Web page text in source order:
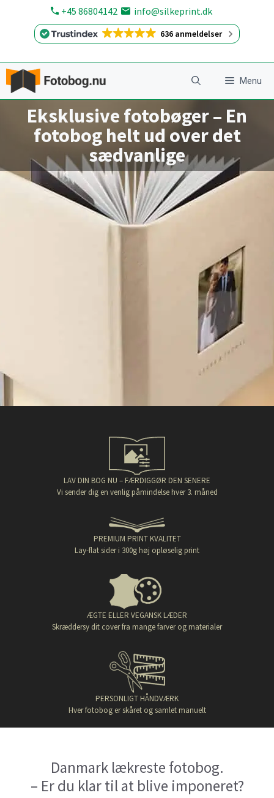
+45 86804142 info@silkeprint.dk
636 anmeldelser
Menu
Eksklusive fotobøger – En
fotobog helt ud over det
sædvanlige
LAV DIN BOG NU – FÆRDIGGØR DEN SENERE
Vi sender dig en venlig påmindelse hver 3. måned
PREMIUM PRINT KVALITET
Lay-flat sider i 300g høj opløselig print
ÆGTE ELLER VEGANSK LÆDER
Skræddersy dit cover fra mange farver og materialer
PERSONLIGT HÅNDVÆRK
Hver fotobog er skåret og samlet manuelt
Danmark lækreste fotobog.
– Er du klar til at blive imponeret?